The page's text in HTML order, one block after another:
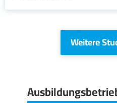
Weitere